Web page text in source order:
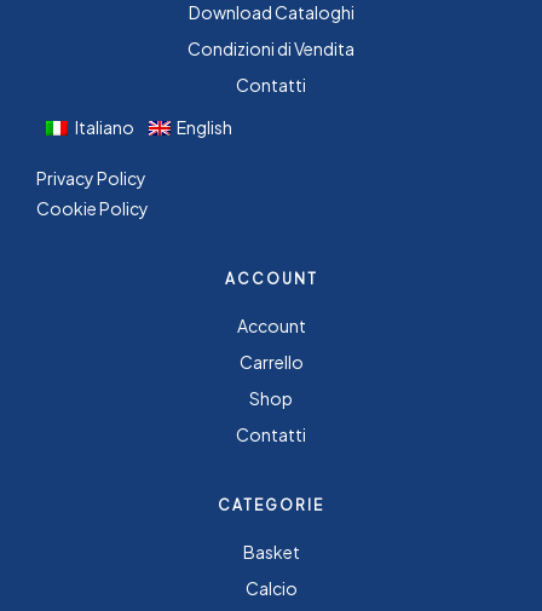
Download Cataloghi
Condizioni di Vendita
Contatti
Italiano
English
Privacy Policy
Cookie Policy
ACCOUNT
Account
Carrello
Shop
Contatti
CATEGORIE
Basket
Calcio